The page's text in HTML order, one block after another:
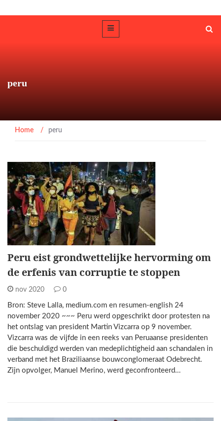
peru
Home / peru
Peru eist grondwettelijke hervorming om
de erfenis van corruptie te stoppen
nov 2020 0
Bron: Steve Lalla, medium.com en resumen-english 24
november 2020 ~~~ Peru werd opgeschrikt door protesten na
het ontslag van president Martin Vizcarra op 9 november.
Vizcarra was de vijfde in een reeks van Peruaanse presidenten
die beschuldigd werden van medeplichtigheid aan schandalen in
verband met het Braziliaanse bouwconglomeraat Odebrecht.
Zijn opvolger, Manuel Merino, werd geconfronteerd…